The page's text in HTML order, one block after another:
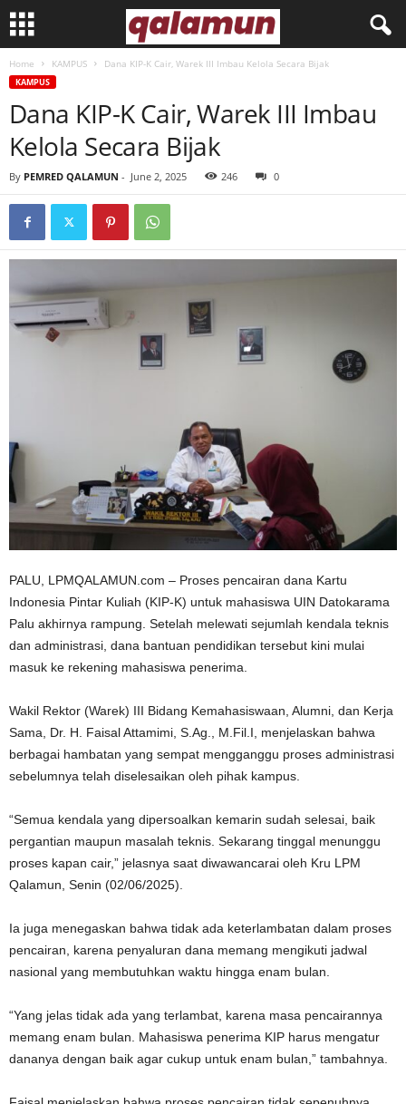
q
Home KAMPUS Dana KIP-K Cair, Warek III Imbau Kelola Secara Bijak
KAMPUS
Dana KIP-K Cair, Warek III Imbau
Kelola Secara Bijak
By PEMRED QALAMUN - June 2, 2025 246 0
PALU, LPMQALAMUN.com – Proses pencairan dana Kartu
Indonesia Pintar Kuliah (KIP-K) untuk mahasiswa UIN Datokarama
Palu akhirnya rampung. Setelah melewati sejumlah kendala teknis
dan administrasi, dana bantuan pendidikan tersebut kini mulai
masuk ke rekening mahasiswa penerima.
Wakil Rektor (Warek) III Bidang Kemahasiswaan, Alumni, dan Kerja
Sama, Dr. H. Faisal Attamimi, S.Ag., M.Fil.I, menjelaskan bahwa
berbagai hambatan yang sempat mengganggu proses administrasi
sebelumnya telah diselesaikan oleh pihak kampus.
“Semua kendala yang dipersoalkan kemarin sudah selesai, baik
pergantian maupun masalah teknis. Sekarang tinggal menunggu
proses kapan cair,” jelasnya saat diwawancarai oleh Kru LPM
Qalamun, Senin (02/06/2025).
Ia juga menegaskan bahwa tidak ada keterlambatan dalam proses
pencairan, karena penyaluran dana memang mengikuti jadwal
nasional yang membutuhkan waktu hingga enam bulan.
“Yang jelas tidak ada yang terlambat, karena masa pencairannya
memang enam bulan. Mahasiswa penerima KIP harus mengatur
dananya dengan baik agar cukup untuk enam bulan,” tambahnya.